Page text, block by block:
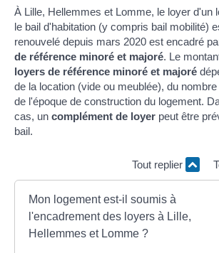
À Lille, Hellemmes et Lomme, le loyer d'un
le bail d'habitation (y compris bail mobilité)
renouvelé depuis mars 2020 est encadré
de référence minoré et majoré. Le
loyers de référence minoré et majoré
de la location (vide ou meublée), du
de l'époque de construction du logement.
cas, uncomplément de loyer peut être
bail.
Tout replier
Mon logement est-il soumis à
l'encadrement des loyers à Lille,
Hellemmes et Lomme ?